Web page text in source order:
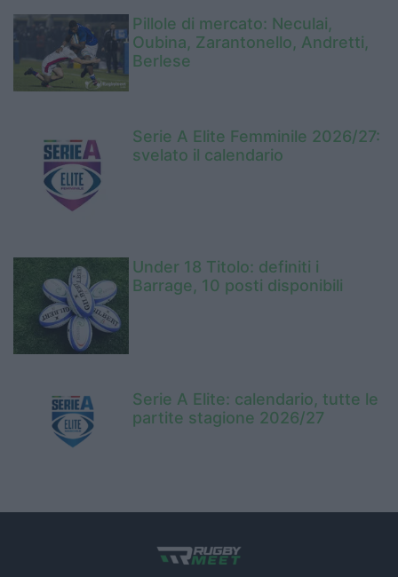
Pillole di mercato: Neculai,
Oubina, Zarantonello, Andretti,
Berlese
Serie A Elite Femminile 2026/27:
svelato il calendario
Under 18 Titolo: definiti i
Barrage, 10 posti disponibili
Serie A Elite: calendario, tutte le
partite stagione 2026/27